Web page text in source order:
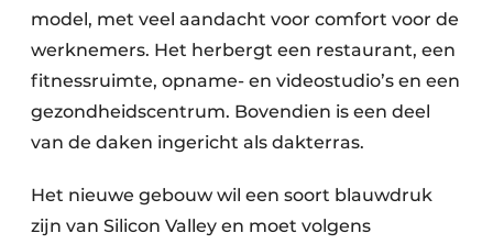
model, met veel aandacht voor comfort voor de
werknemers. Het herbergt een restaurant, een
fitnessruimte, opname- en videostudio’s en een
gezondheidscentrum. Bovendien is een deel
van de daken ingericht als dakterras.
Het nieuwe gebouw wil een soort blauwdruk
zijn van Silicon Valley en moet volgens